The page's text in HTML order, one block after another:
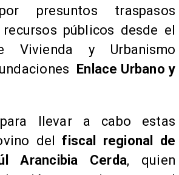
presuntos traspasos
públicos desde el
Vivienda y Urbanismo
Enlace Urbano y
llevar a cabo estas
del fiscal regional de
Arancibia Cerda, quien